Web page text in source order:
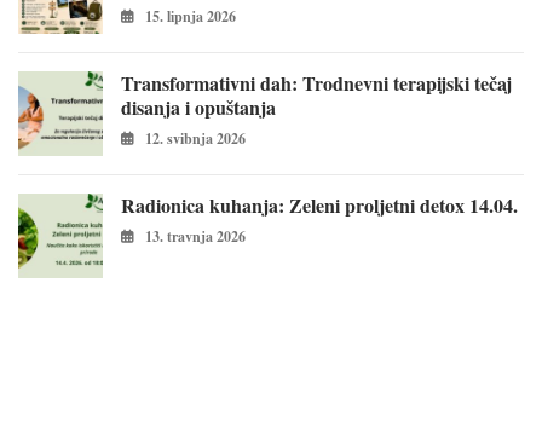
15. lipnja 2026
Transformativni dah: Trodnevni terapijski tečaj
disanja i opuštanja
12. svibnja 2026
Radionica kuhanja: Zeleni proljetni detox 14.04.
13. travnja 2026